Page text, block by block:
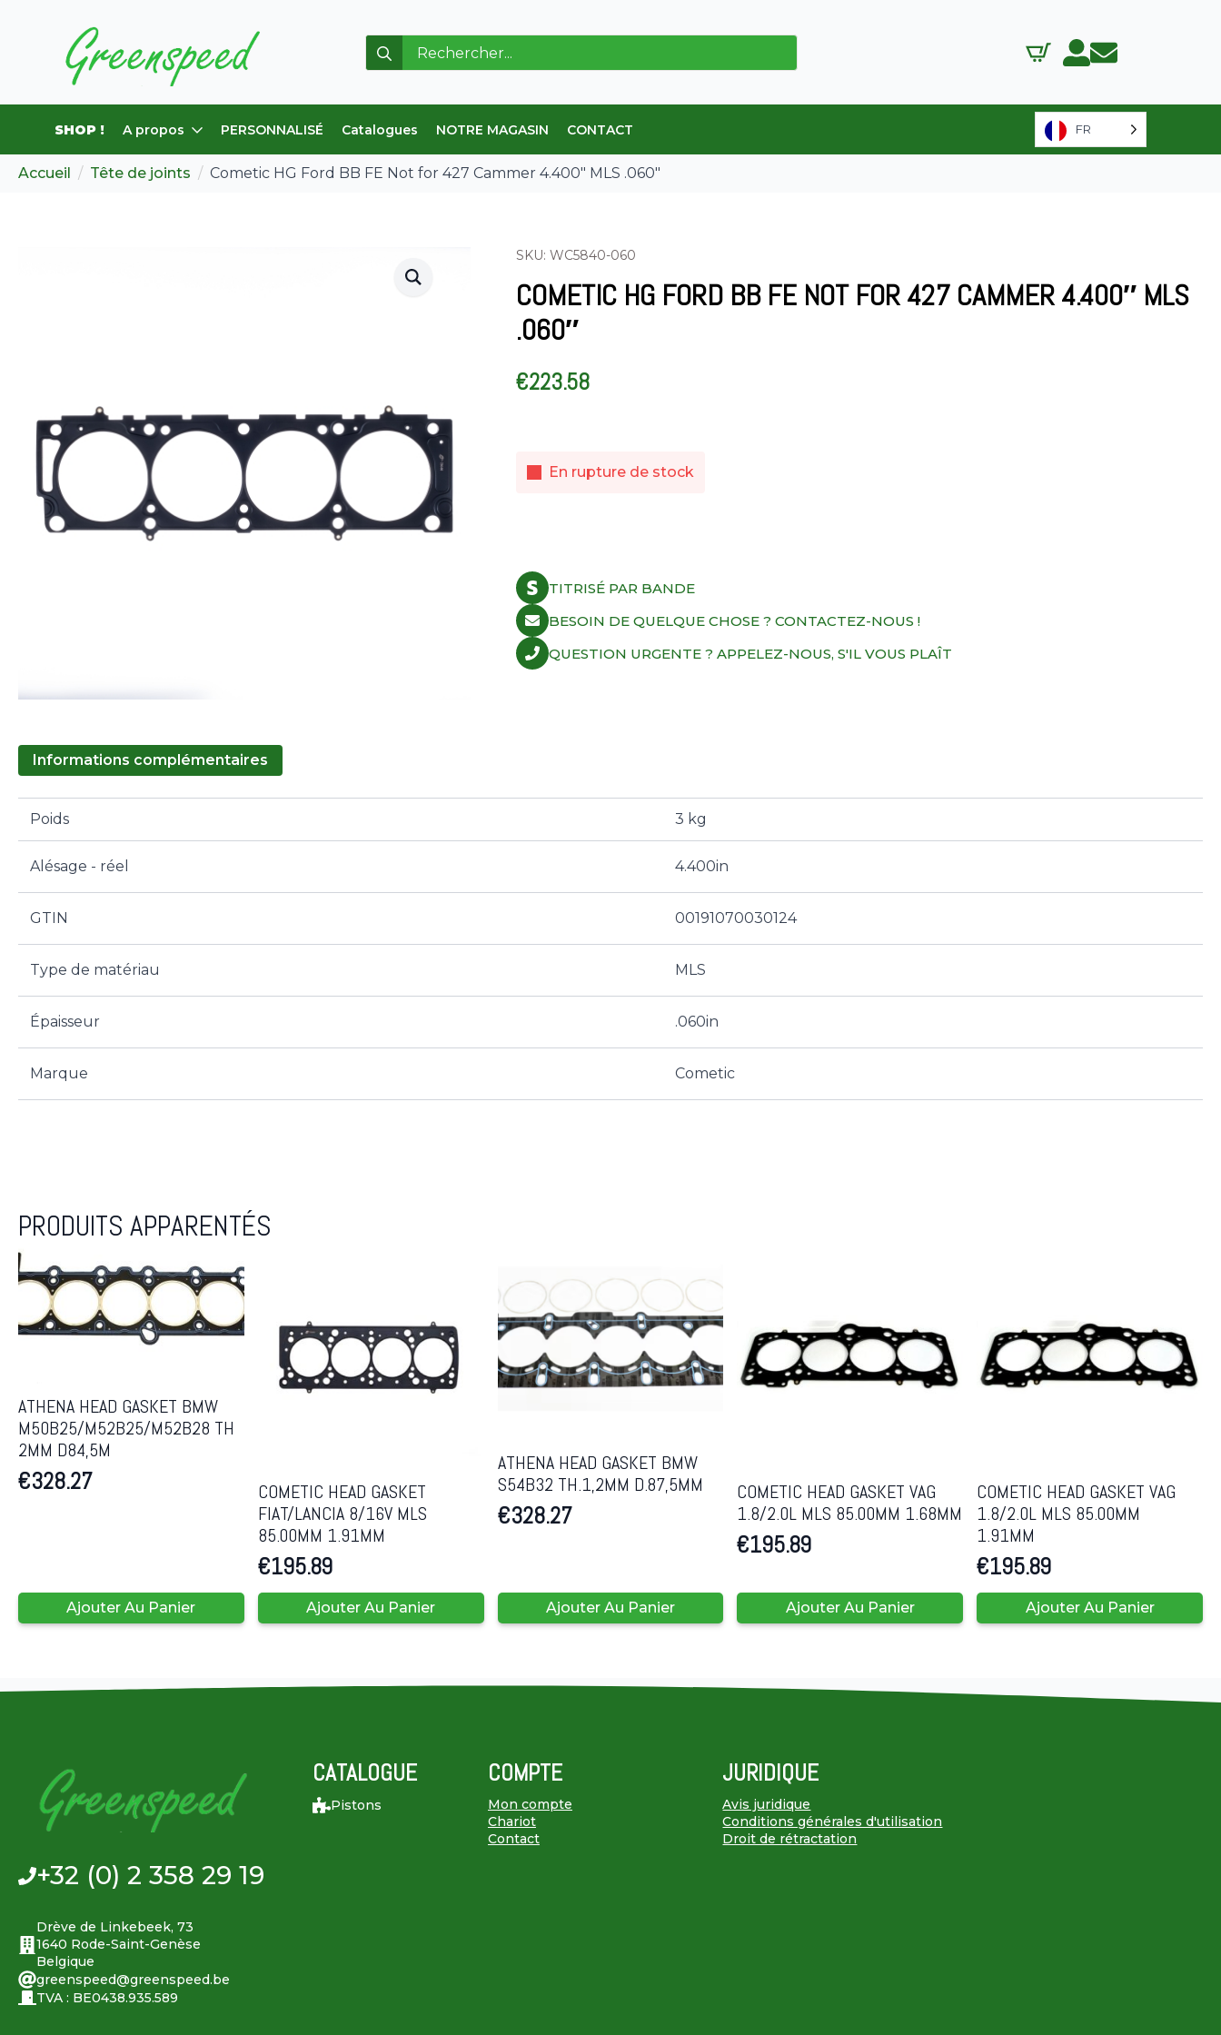
Recherche
de
SHOP ! A propos PERSONNALISÉ Catalogues NOTRE MAGASIN CONTACT FR
Accueil Tête de joints Cometic HG Ford BB FE Not for 427 Cammer 4.400″ MLS .060″
SKU: WC5840-060
COMETIC HG FORD BB FE NOT FOR 427 CAMMER 4.400″ MLS
.060″
€223.58
En rupture de stock
TITRISÉ PAR BANDE
BESOIN DE QUELQUE CHOSE ? CONTACTEZ-NOUS !
QUESTION URGENTE ? APPELEZ-NOUS, S'IL VOUS PLAÎT
Informations complémentaires
Poids 3 kg
Alésage - réel 4.400in
GTIN 00191070030124
Type de matériau MLS
Épaisseur .060in
Marque Cometic
PRODUITS APPARENTÉS
ATHENA HEAD GASKET BMW
M50B25/M52B25/M52B28 TH
2MM D84,5M
€328.27
Ajouter Au Panier
COMETIC HEAD GASKET
FIAT/LANCIA 8/16V MLS
85.00MM 1.91MM
€195.89
Ajouter Au Panier
ATHENA HEAD GASKET BMW
S54B32 TH.1,2MM D.87,5MM
€328.27
Ajouter Au Panier
COMETIC HEAD GASKET VAG
1.8/2.0L MLS 85.00MM 1.68MM
€195.89
Ajouter Au Panier
COMETIC HEAD GASKET VAG
1.8/2.0L MLS 85.00MM
1.91MM
€195.89
Ajouter Au Panier
+32 (0) 2 358 29 19
Drève de Linkebeek, 73
1640 Rode-Saint-Genèse
Belgique
greenspeed@greenspeed.be
TVA : BE0438.935.589
CATALOGUE
Pistons
COMPTE
Mon compte
Chariot
Contact
JURIDIQUE
Avis juridique
Conditions générales d'utilisation
Droit de rétractation